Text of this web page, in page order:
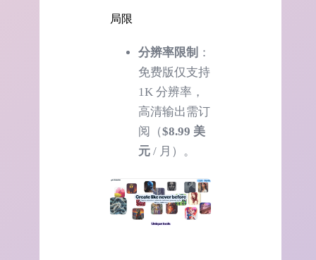
局限
分辨率限制 ：
免费版仅支持
1K 分辨率，
高清输出需订
阅（$8.99 美
元 / 月）。